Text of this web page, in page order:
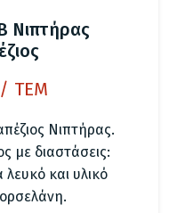
Νιπτήρας
ΤΕΜ
Νιπτήρας.
με διαστάσεις:
και υλικό